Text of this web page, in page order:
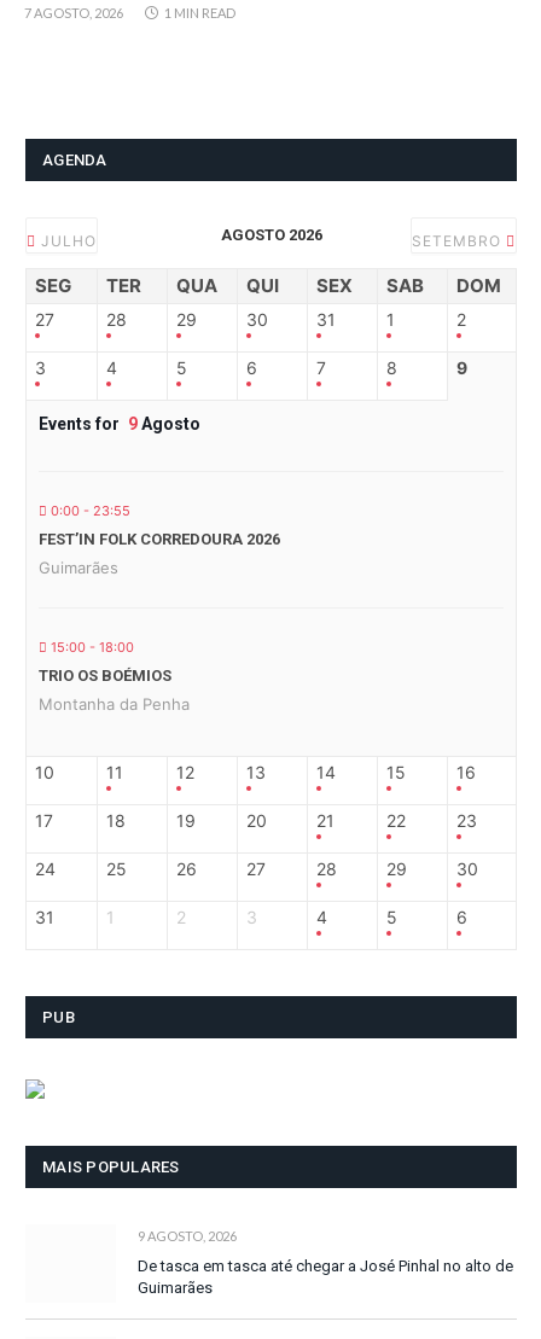
7 AGOSTO, 2026 1 MIN READ
AGENDA
JULHO AGOSTO 2026 SETEMBRO
SEG TER QUA QUI SEX SAB DOM
27 28 29 30 31 1 2
3 4 5 6 7 8 9
Events for 9Agosto
0:00 - 23:55
FEST’IN FOLK CORREDOURA 2026
Guimarães
15:00 - 18:00
TRIO OS BOÉMIOS
Montanha da Penha
10 11 12 13 14 15 16
17 18 19 20 21 22 23
24 25 26 27 28 29 30
31 1 2 3 4 5 6
PUB
MAIS POPULARES
9 AGOSTO, 2026
De tasca em tasca até chegar a José Pinhal no alto de
Guimarães